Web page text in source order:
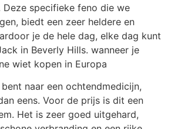
specifieke feno die we
biedt een zeer heldere en
je de hele dag, elke dag kunt
in Beverly Hills. wanneer je
wiet kopen in Europa
naar een ochtendmedicijn,
eens. Voor de prijs is dit een
Het is zeer goed uitgehard,